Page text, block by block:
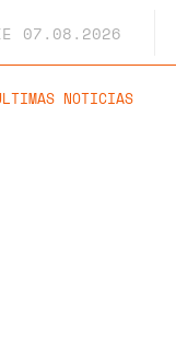
07.08.2026
NOTICIAS